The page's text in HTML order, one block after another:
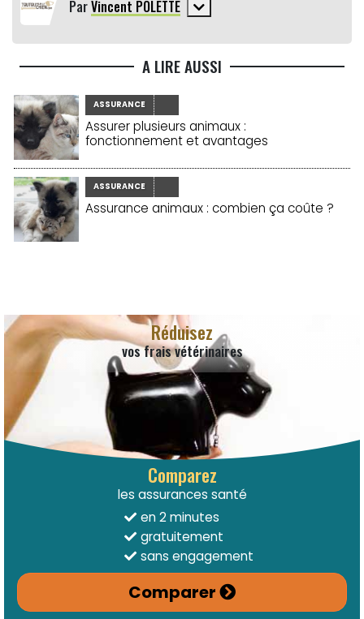
ParVincent POLETTE
A LIRE AUSSI
ASSURANCE
Assurer plusieurs animaux :
fonctionnement et avantages
ASSURANCE
Assurance animaux : combien ça coûte ?
Réduisez
vos frais vétérinaires
Comparez
les assurances santé
en 2 minutes
gratuitement
sans engagement
Comparer